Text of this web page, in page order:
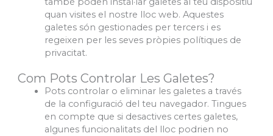
quan visites el nostre lloc web. Aquestes
galetes són gestionades per tercers i es
regeixen per les seves pròpies polítiques de
privacitat.
Com Pots Controlar Les Galetes?
Pots controlar o eliminar les galetes a través
de la configuració del teu navegador. Tingues
en compte que si desactives certes galetes,
algunes funcionalitats del lloc podrien no